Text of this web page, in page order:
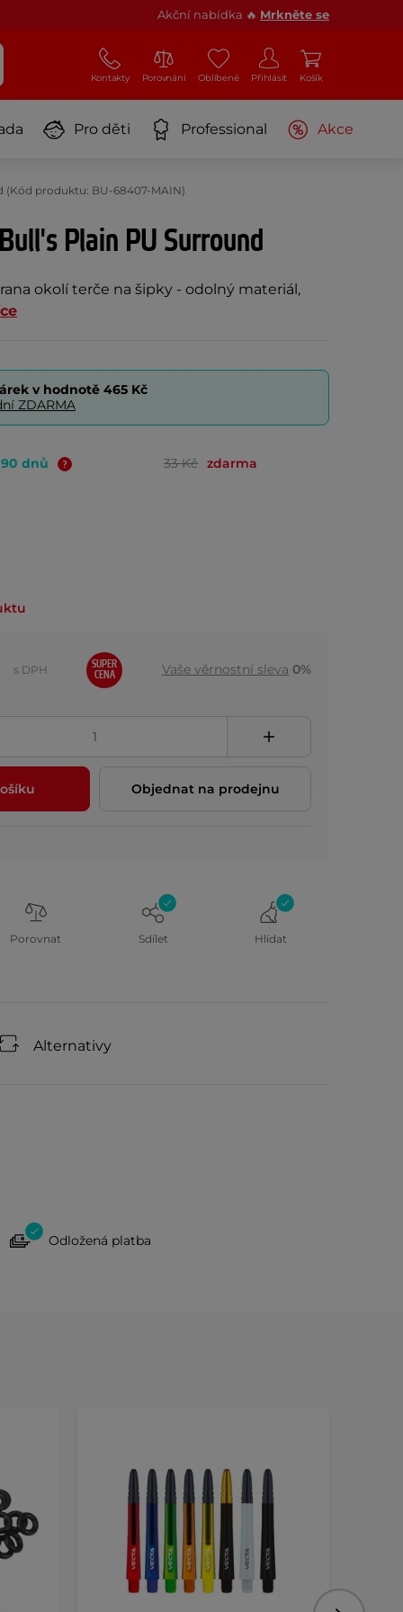
Akční nabídka 🔥 Mrkněte se
Kontakty Porovnání Oblíbené Přihlásit Košík
Pro děti Professional Akce
(Kód produktu: BU-68407-MAIN)
Plain PU Surround
okolí terče na šipky - odolný materiál,
v hodnotě 465 Kč
ZDARMA
dnů 33 Kč zdarma
s DPH
SUPER
CENA
Vaše věrnostní sleva 0%
Objednat na prodejnu
Porovnat Sdílet Hlídat
Alternativy
Odložená platba